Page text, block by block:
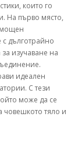
които го
На първо място,
мощен
с дълготрайно
изучаване на
идеален
С тези
може да се
човешкото тяло и